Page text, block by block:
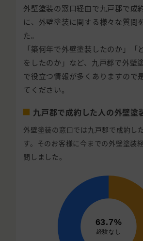
外壁塗装の窓口経由で九戸郡で成
に、外壁塗装に関する様々な質問
た。
「築何年で外壁塗装したのか」「
をしたのか」など、九戸郡で外壁
で役立つ情報が多くありますので
てください。
九戸郡で成約した人の外壁塗
外壁塗装の窓口では九戸郡で成約し
す。そのお客様に今までの外壁塗装
問しました。